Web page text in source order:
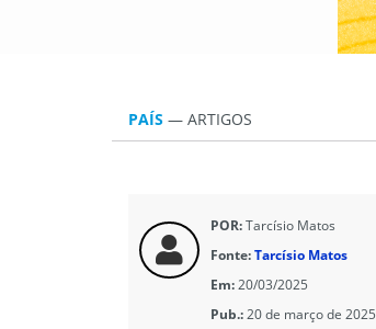
PAÍS — ARTIGOS
POR:Tarcísio Matos
Fonte:Tarcísio Matos
Em:20/03/2025
Pub.:20 de março de 2025